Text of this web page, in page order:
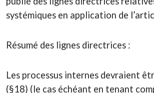
systémiques en application de
Résumé des lignes directrices :
Les processus internes devraient
(§18) (le cas échéant en tenant